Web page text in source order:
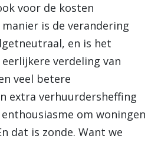
voor de kosten
is de verandering
en is het
verdeling van
veel betere
extra verhuurdersheffing
om woningen
dat is zonde. Want we